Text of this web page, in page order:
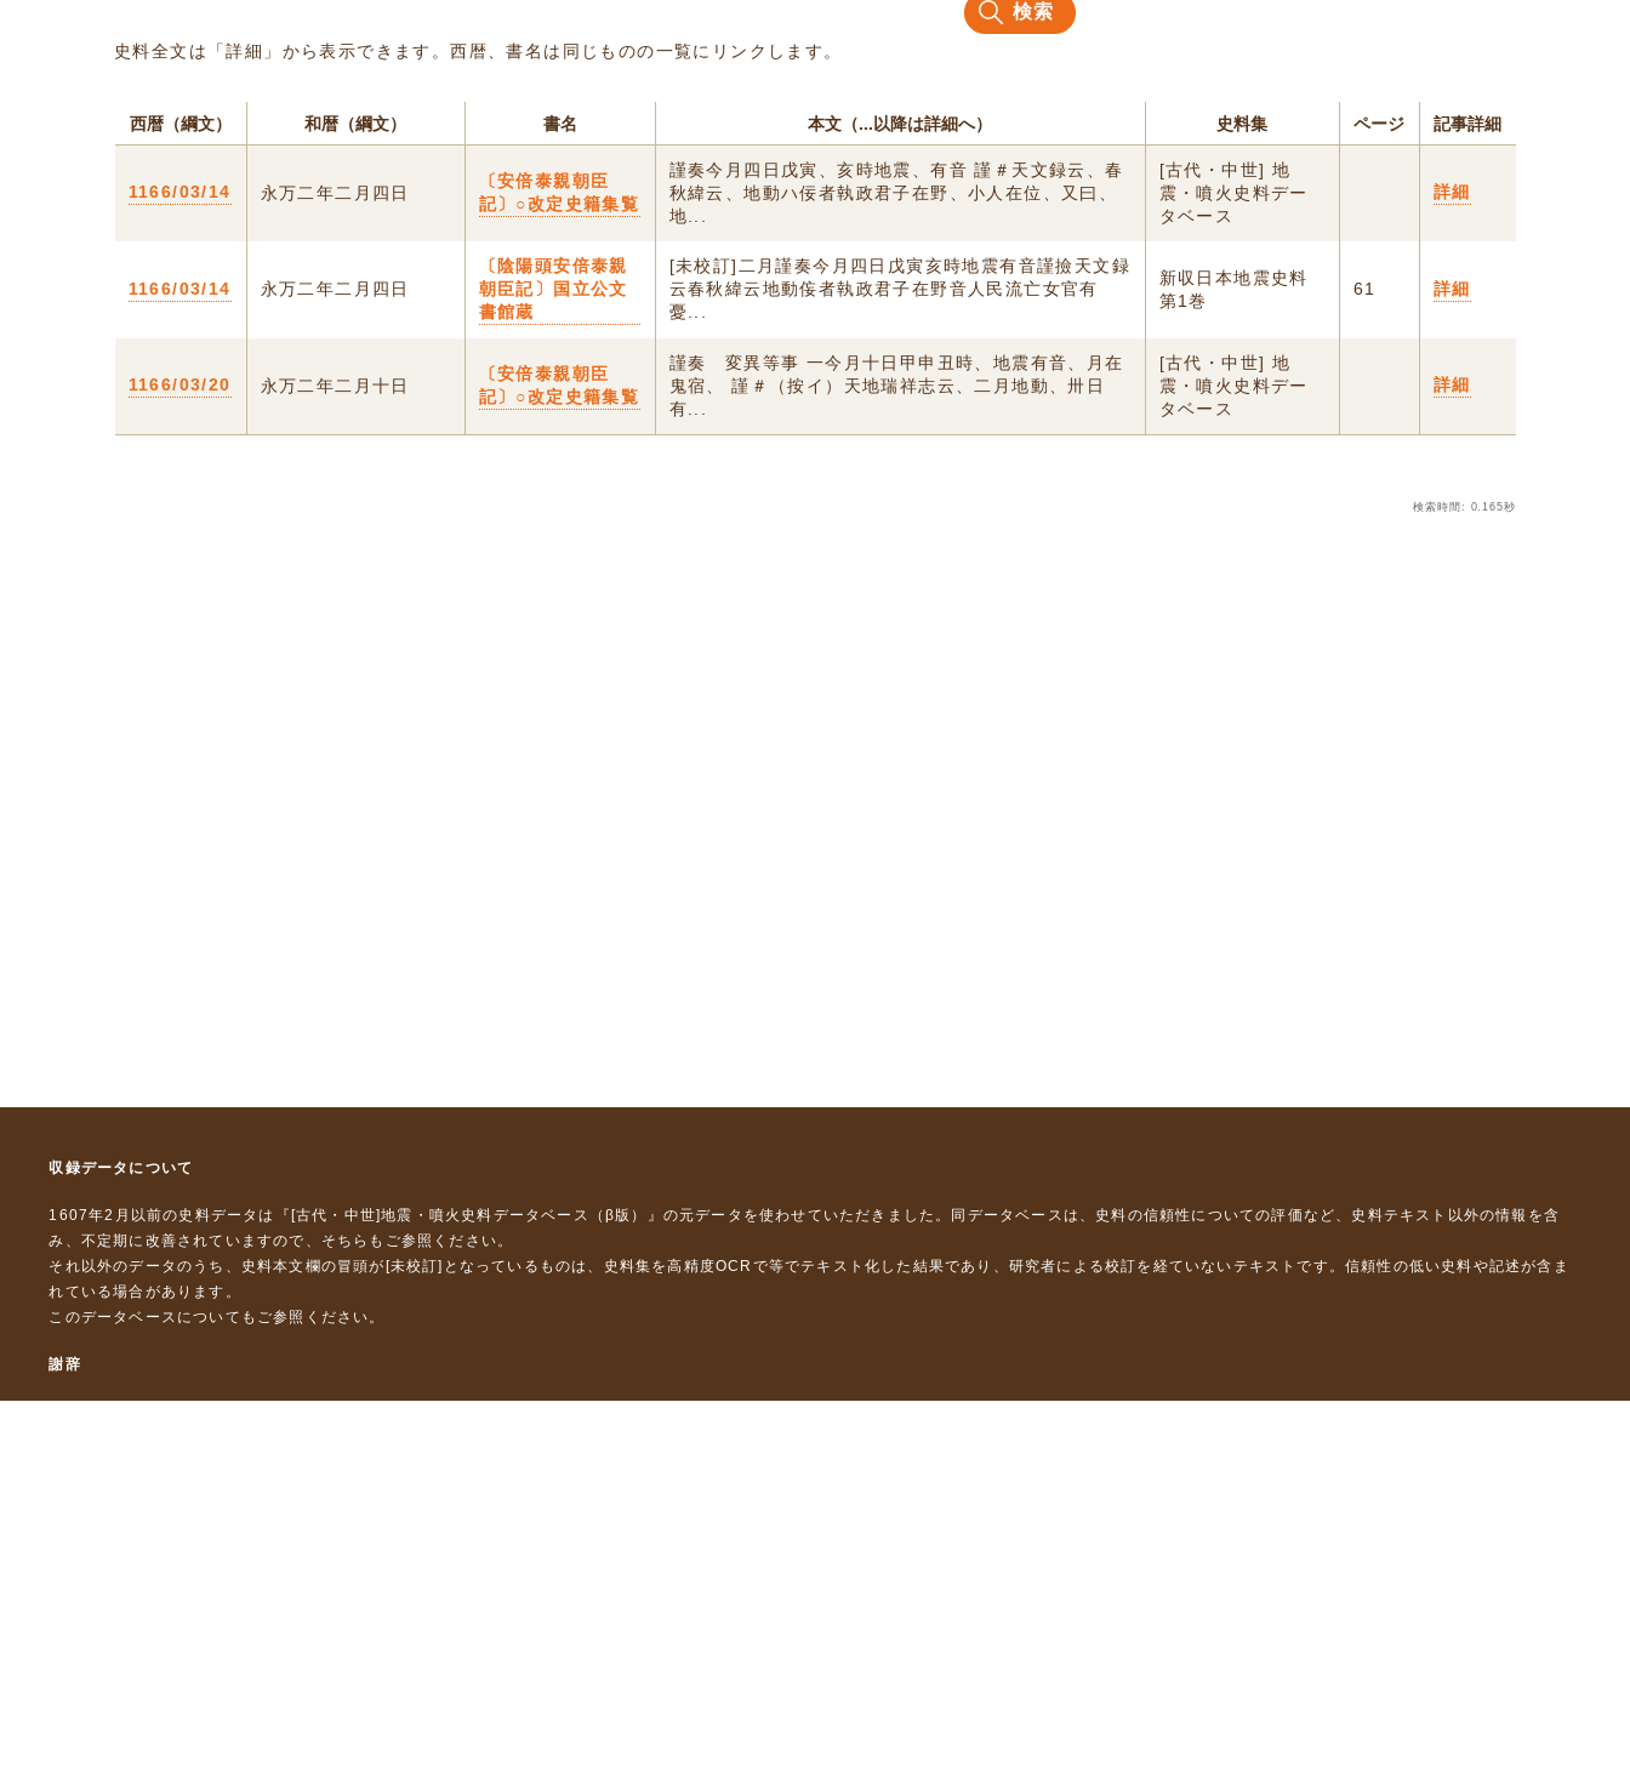
検索
史料全文は「詳細」から表示できます。西暦、書名は同じものの一覧にリンクします。
西暦（綱文） 和暦（綱文） 書名 本文（...以降は詳細へ） 史料集 ページ 記事詳細
1166/03/14 永万二年二月四日
〔安倍泰親朝臣
記〕○改定史籍集覧
謹奏今月四日戊寅、亥時地震、有音 謹＃天文録云、春
秋緯云、地動ハ佞者執政君子在野、小人在位、又曰、
地...
[古代・中世] 地
震・噴火史料デー
タベース
詳細
1166/03/14 永万二年二月四日
〔陰陽頭安倍泰親
朝臣記〕国立公文
書館蔵
[未校訂]二月謹奏今月四日戊寅亥時地震有音謹撿天文録
云春秋緯云地動侫者執政君子在野音人民流亡女官有
憂...
新収日本地震史料
第1巻
61 詳細
1166/03/20 永万二年二月十日
〔安倍泰親朝臣
記〕○改定史籍集覧
謹奏 変異等事 一今月十日甲申丑時、地震有音、月在
鬼宿、 謹＃（按イ）天地瑞祥志云、二月地動、卅日
有...
[古代・中世] 地
震・噴火史料デー
タベース
詳細
検索時間: 0.165秒
収録データについて
1607年2月以前の史料データは『 [古代・中世]地震・噴火史料データベース（β版）』 の元データを使わせていただきました。同データベースは、史料の信頼性についての評価など、史料テキスト以外の情報を含
み、不定期に改善されていますので、 そちら もご参照ください。
それ以外のデータのうち、史料本文欄の冒頭が[未校訂]となっているものは、史料集を高精度OCRで等でテキスト化した結果であり、研究者による校訂を経ていないテキストです。信頼性の低い史料や記述が含ま
れている場合があります。
このデータベースについて もご参照ください。
謝辞